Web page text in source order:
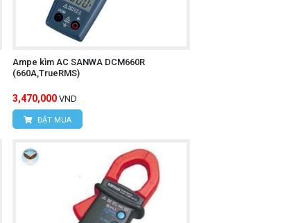
Ampe kìm AC SANWA DCM660R
(660A,TrueRMS)
3,470,000 VND
ĐẶT MUA